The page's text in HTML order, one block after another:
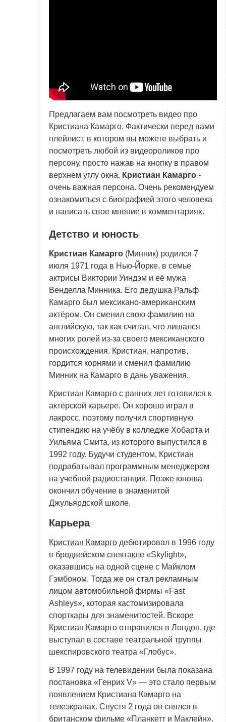
Предлагаем вам посмотреть видео про
Кристиана Камарго. Фактически перед вами
плейлист, в котором вы можете выбрать и
посмотреть любой из видеороликов про
персону, просто нажав на кнопку в правом
верхнем углу окна. Кристиан Камарго -
очень важная персона. Очень рекомендуем
ознакомиться с биографией этого человека
и написать свое мнение в комментариях.
Детство и юность
Кристиан Камарго (Минник) родился 7
июля 1971 года в Нью-Йорке, в семье
актрисы Виктории Уиндэм и её мужа
Венделла Минника. Его дедушка Ральф
Камарго был мексикано-американским
актёром. Он сменил свою фамилию на
английскую, так как считал, что лишался
многих ролей из-за своего мексиканского
происхождения. Кристиан, напротив,
гордится корнями и сменил фамилию
Минник на Камарго в дань уважения.
Кристиан Камарго с ранних лет готовился к
актёрской карьере. Он хорошо играл в
лакросс, поэтому получил спортивную
стипендию на учёбу в колледже Хобарта и
Уильяма Смита, из которого выпустился в
1992 году. Будучи студентом, Кристиан
подрабатывал программным менеджером
на учебной радиостанции. Позже юноша
окончил обучение в знаменитой
Джульярдской школе.
Карьера
Кристиан Камарго дебютировал в 1996 году
в бродвейском спектакле «Skylight»,
оказавшись на одной сцене с Майклом
Гэмбоном. Тогда же он стал рекламным
лицом автомобильной фирмы «Fast
Ashleys», которая кастомизировала
спорткары для знаменитостей. Вскоре
Кристиан Камарго отправился в Лондон, где
выступал в составе театральной труппы
шекспировского театра «Глобус».
В 1997 году на телевидении была показана
постановка «Генрих V» — это стало первым
появлением Кристиана Камарго на
телеэкранах. Спустя 2 года он снялся в
британском фильме «Планкетт и Маклейн».